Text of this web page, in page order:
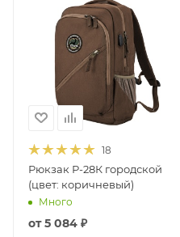
18
Рюкзак Р-28К городской
(цвет: коричневый)
Много
от5 084 ₽